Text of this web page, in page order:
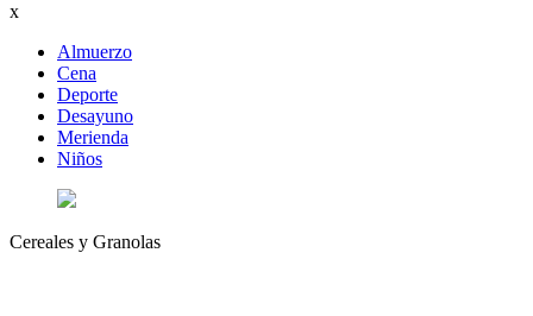
x
Almuerzo
Cena
Deporte
Desayuno
Merienda
Niños
Cereales y Granolas